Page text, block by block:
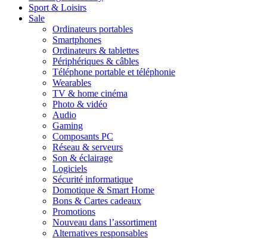
Sport & Loisirs
Sale
Ordinateurs portables
Smartphones
Ordinateurs & tablettes
Périphériques & câbles
Téléphone portable et téléphonie
Wearables
TV & home cinéma
Photo & vidéo
Audio
Gaming
Composants PC
Réseau & serveurs
Son & éclairage
Logiciels
Sécurité informatique
Domotique & Smart Home
Bons & Cartes cadeaux
Promotions
Nouveau dans l’assortiment
Alternatives responsables